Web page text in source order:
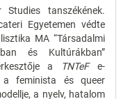
Studies tanszékének.
Egyetemen védte
MA “Társadalmi
és Kultúrákban”
a
TNTeFe-
a feminista és queer
a nyelv, hatalom